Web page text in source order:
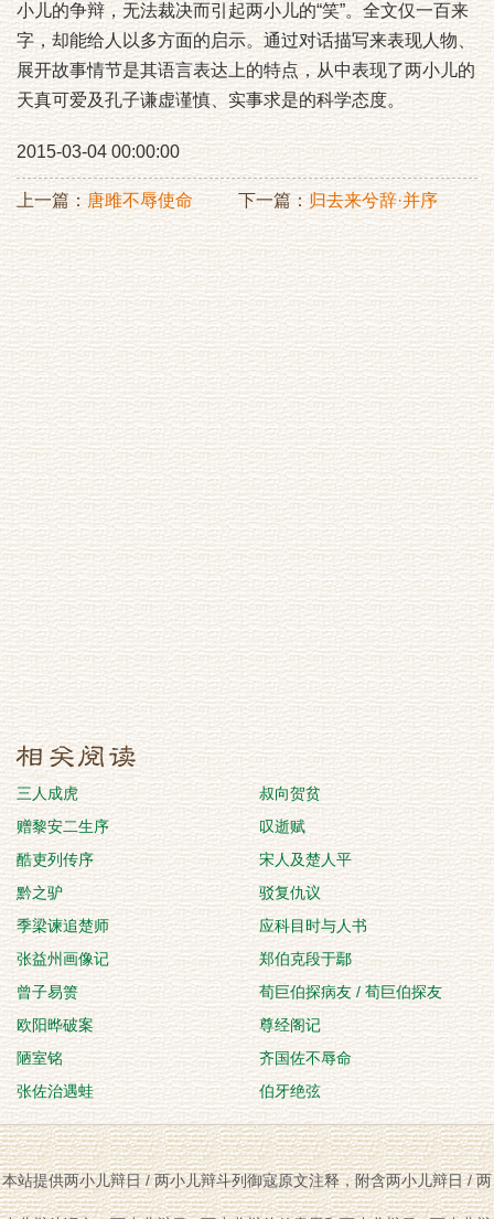
小儿的争辩，无法裁决而引起两小儿的“笑”。全文仅一百来
字，却能给人以多方面的启示。通过对话描写来表现人物、
展开故事情节是其语言表达上的特点，从中表现了两小儿的
天真可爱及孔子谦虚谨慎、实事求是的科学态度。
2015-03-04 00:00:00
上一篇：唐雎不辱使命 下一篇：归去来兮辞·并序
三人成虎
叔向贺贫
赠黎安二生序
叹逝赋
酷吏列传序
宋人及楚人平
黔之驴
驳复仇议
季梁谏追楚师
应科目时与人书
张益州画像记
郑伯克段于鄢
曾子易箦
荀巨伯探病友 / 荀巨伯探友
欧阳晔破案
尊经阁记
陋室铭
齐国佐不辱命
张佐治遇蛙
伯牙绝弦
本站提供两小儿辩日 / 两小儿辩斗列御寇原文注释，附含两小儿辩日 / 两